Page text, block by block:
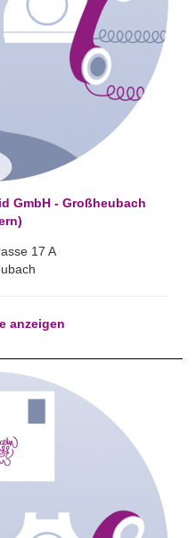
GmbH - Großheubach
17 A
anzeigen